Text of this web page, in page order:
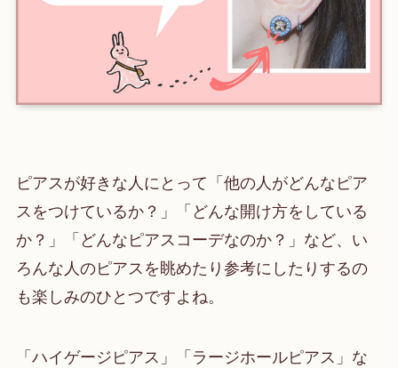
ピアスが好きな人にとって「他の人がどんなピア
スをつけているか？」「どんな開け方をしている
か？」「どんなピアスコーデなのか？」など、い
ろんな人のピアスを眺めたり参考にしたりするの
も楽しみのひとつですよね。
「ハイゲージピアス」「ラージホールピアス」な